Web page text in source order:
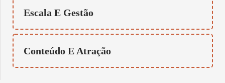
Escala E Gestão
Conteúdo E Atração